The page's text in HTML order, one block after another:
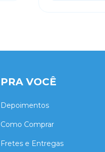
PRA VOCÊ
Depoimentos
Como Comprar
Fretes e Entregas